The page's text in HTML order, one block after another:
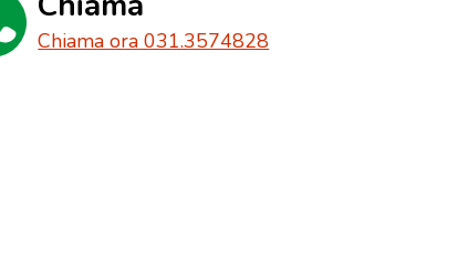
Chiama ora 031.3574828